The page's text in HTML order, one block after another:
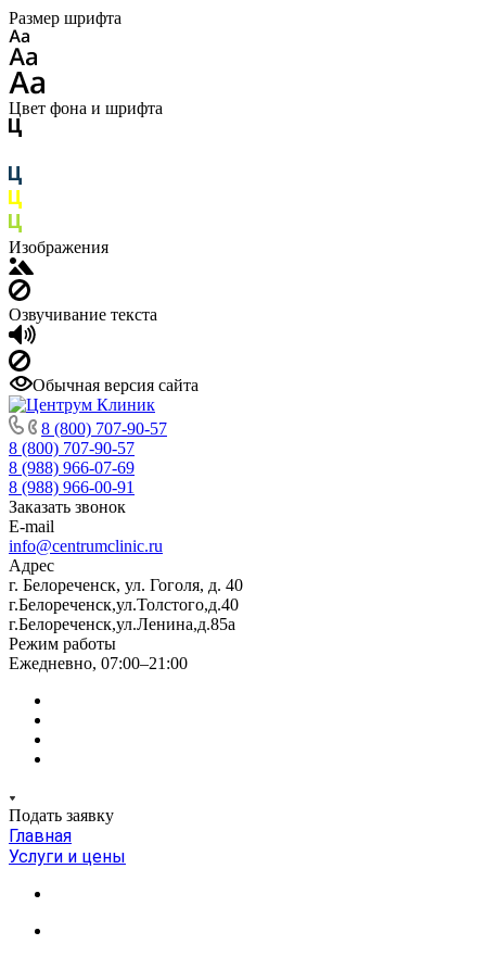
Размер шрифта
Цвет фона и шрифта
Изображения
Озвучивание текста
Обычная версия сайта
8 (800) 707-90-57
8 (800) 707-90-57
8 (988) 966-07-69
8 (988) 966-00-91
Заказать звонок
E-mail
info@centrumclinic.ru
Адрес
г. Белореченск, ул. Гоголя, д. 40
г.Белореченск,ул.Толстого,д.40
г.Белореченск,ул.Ленина,д.85а
Режим работы
Ежедневно, 07:00–21:00
Подать заявку
Главная
Услуги и цены